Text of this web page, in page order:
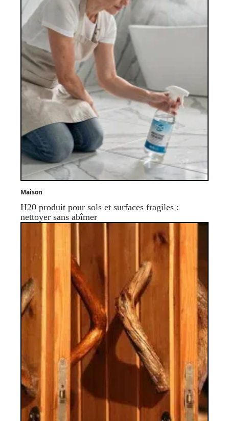
Maison
H20 produit pour sols et surfaces fragiles :
nettoyer sans abîmer